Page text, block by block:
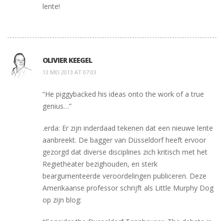
lente!
OLIVIER KEEGEL
13 MEI 2013 AT 07:03
“He piggybacked his ideas onto the work of a true
genius…”
.erda: Er zijn inderdaad tekenen dat een nieuwe lente
aanbreekt. De bagger van Düsseldorf heeft ervoor
gezorgd dat diverse disciplines zich kritisch met het
Regietheater bezighouden, en sterk
beargumenteerde veroordelingen publiceren. Deze
Amerikaanse professor schrijft als Little Murphy Dog
op zijn blog: